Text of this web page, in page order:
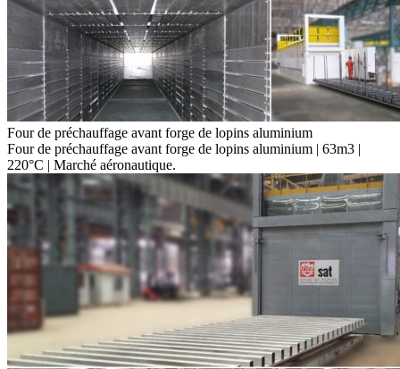
Four de préchauffage avant forge de lopins aluminium
Four de préchauffage avant forge de lopins aluminium | 63m3 |
220°C | Marché aéronautique.